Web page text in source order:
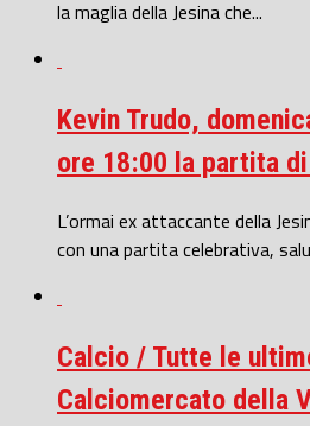
la maglia della Jesina che...
Kevin Trudo,
ore 18:00 la partita
L’ormai ex attaccante della
con una partita celebrativa,
Calcio / Tutte le
Calciomercato della